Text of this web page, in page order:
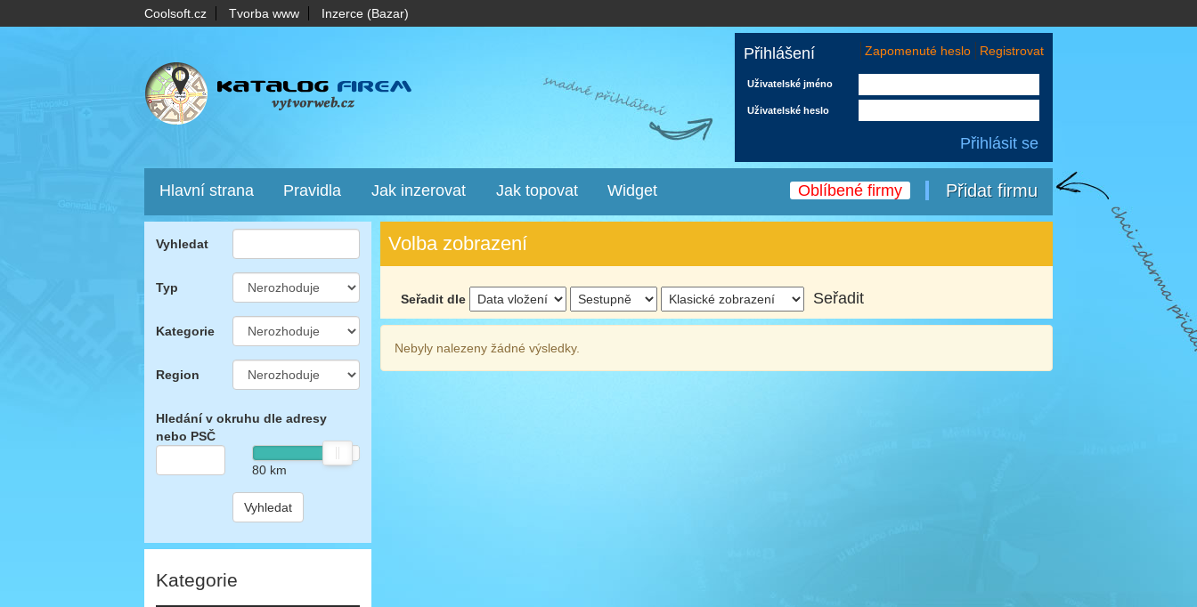
Coolsoft.cz Tvorba www Inzerce (Bazar)
Přihlášení Registrovat
Zapomenuté heslo
Uživatelské jméno
Uživatelské heslo
Přidat firmu
Hlavní strana Pravidla Jak inzerovat Jak topovat Widget Oblíbené firmy
Vyhledat
Typ
Kategorie
Region
Hledání v okruhu dle adresy
nebo PSČ
80km
Vyhledat
Kategorie
Volba zobrazení
Seřadit dle
Nebyly nalezeny žádné výsledky.